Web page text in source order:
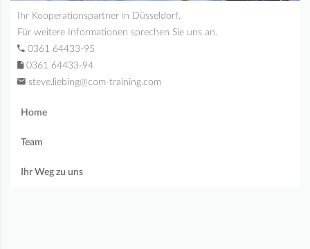
Ihr Kooperationspartner in Düsseldorf.
Für weitere Informationen sprechen Sie uns an.
0361 64433-95
0361 64433-94
steve.liebing@com-training.com
Home
Team
Ihr Weg zu uns